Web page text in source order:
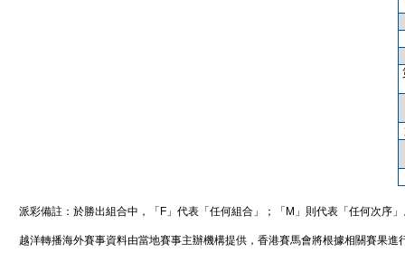
派彩備註：於勝出組合中，「F」代表「任何組合」；「M」則代表「任何次序
越洋轉播海外賽事資料由當地賽事主辦機構提供，香港賽馬會將根據相關賽果進